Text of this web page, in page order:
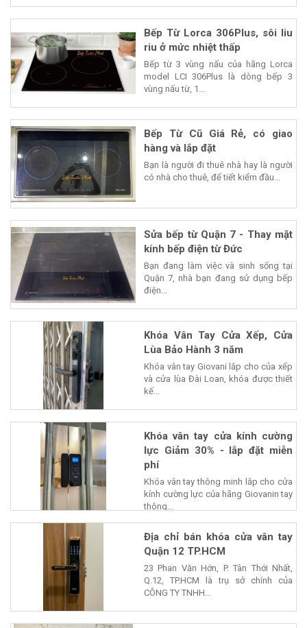
Bếp Từ Lorca 306Plus, sôi liu
riu ở mức nhiệt thấp
Bếp từ 3 vùng nấu của hãng Lorca
model LCI 306Plus là dòng bếp 3
vùng nấu từ, 1...
Bếp Từ Cũ Giá Rẻ, có giao
hàng và lắp đặt
Bạn là người đi thuê nhà hay là người
có nhà cho thuê, để tiết kiểm đầu...
Sửa bếp từ Quận 7 - Thay mặt
kính bếp điện từ Đức
Bạn đang làm việc và sinh sống tại
Quận 7, nhà bạn đang sử dụng bếp
điện...
Khóa Vân Tay Cửa Xếp, Cửa
Lùa Bảo Hành 3 năm
Khóa vân tay Giovani lắp cho của xếp
và cửa lùa Đài Loan, khóa được thiết
kế...
Khóa vân tay cửa kính cường
lực Giảm 30% - lắp đặt miễn
phí
Khóa vân tay thông minh lắp cho cửa
kính cường lực của hãng Giovanin tay
thông...
Địa chỉ bán khóa cửa vân tay
Quận 12 TP.HCM
23 Phan Văn Hớn, P. Tân Thới Nhất,
Q.12, TP.HCM là trụ sở chính của
CÔNG TY TNHH...